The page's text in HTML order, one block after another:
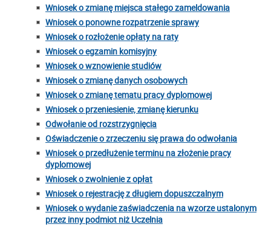
Wniosek o zmianę miejsca stałego zameldowania
Wniosek o ponowne rozpatrzenie sprawy
Wniosek o rozłożenie opłaty na raty
Wniosek o egzamin komisyjny
Wniosek o wznowienie studiów
Wniosek o zmianę danych osobowych
Wniosek o zmianę tematu pracy dyplomowej
Wniosek o przeniesienie, zmianę kierunku
Odwołanie od rozstrzygnięcia
Oświadczenie o zrzeczeniu się prawa do odwołania
Wniosek o przedłużenie terminu na złożenie pracy
dyplomowej
Wniosek o zwolnienie z opłat
Wniosek o rejestrację z długiem dopuszczalnym
Wniosek o wydanie zaświadczenia na wzorze ustalonym
przez inny podmiot niż Uczelnia